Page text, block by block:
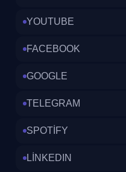
YOUTUBE
FACEBOOK
GOOGLE
TELEGRAM
SPOTİFY
LİNKEDIN